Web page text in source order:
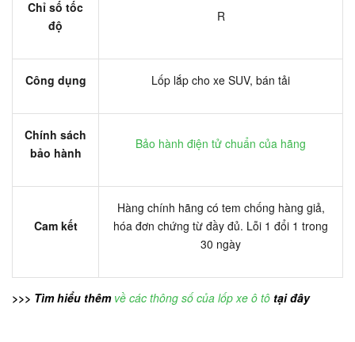
Chỉ số tốc
độ
R
Công dụng Lốp lắp cho xe SUV, bán tải
Chính sách
bảo hành
Bảo hành điện tử chuẩn của hãng
Cam kết
Hàng chính hãng có tem chống hàng giả,
hóa đơn chứng từ đầy đủ. Lỗi 1 đổi 1 trong
30 ngày
>>> Tìm hiểu thêm về các thông số của lốp xe ô tô tại đây